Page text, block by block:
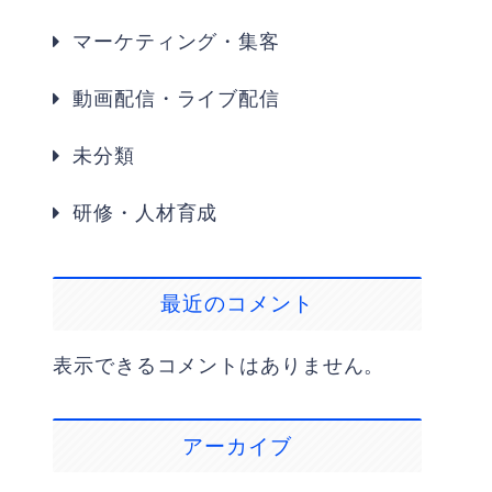
マーケティング・集客
動画配信・ライブ配信
未分類
研修・人材育成
最近のコメント
表示できるコメントはありません。
アーカイブ